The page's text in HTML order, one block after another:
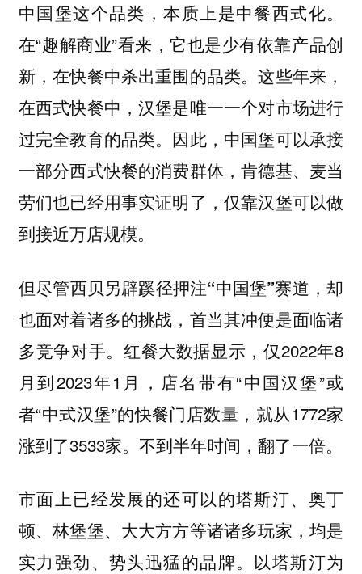
中国堡这个品类，本质上是中餐西式化。
在“趣解商业”看来，它也是少有依靠产品创
新，在快餐中杀出重围的品类。这些年来，
在西式快餐中，汉堡是唯一一个对市场进行
过完全教育的品类。因此，中国堡可以承接
一部分西式快餐的消费群体，肯德基、麦当
劳们也已经用事实证明了，仅靠汉堡可以做
到接近万店规模。
但尽管西贝另辟蹊径押注“中国堡”赛道，却
也面对着诸多的挑战，首当其冲便是面临诸
多竞争对手。红餐大数据显示，仅2022年8
月到2023年1月，店名带有“中国汉堡”或
者“中式汉堡”的快餐门店数量，就从1772家
涨到了3533家。不到半年时间，翻了一倍。
市面上已经发展的还可以的塔斯汀、奥丁
顿、林堡堡、大大方方等诸诸多玩家，均是
实力强劲、势头迅猛的品牌。以塔斯汀为